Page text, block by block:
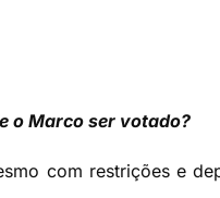
o Marco ser votado?
com restrições e